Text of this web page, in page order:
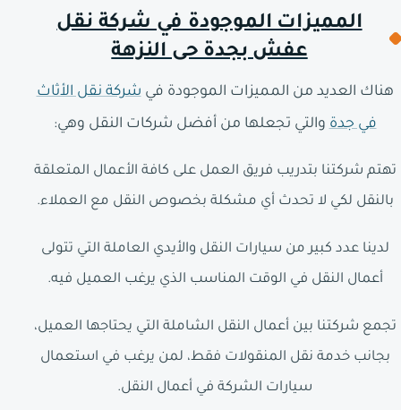
المميزات الموجودة في شركة نقل
عفش بجدة حى النزهة
هناك العديد من المميزات الموجودة فيشركة نقل الأثاث
في جدةوالتي تجعلها من أفضل شركات النقل وهي:
تهتم شركتنا بتدريب فريق العمل على كافة الأعمال المتعلقة
بالنقل لكي لا تحدث أي مشكلة بخصوص النقل مع العملاء.
لدينا عدد كبير من سيارات النقل والأيدي العاملة التي تتولى
أعمال النقل في الوقت المناسب الذي يرغب العميل فيه.
تجمع شركتنا بين أعمال النقل الشاملة التي يحتاجها العميل،
بجانب خدمة نقل المنقولات فقط، لمن يرغب في استعمال
سيارات الشركة في أعمال النقل.